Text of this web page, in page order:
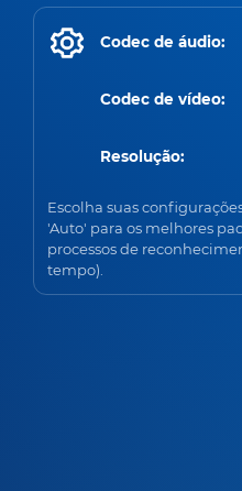
Codec de áudio:
Codec de vídeo:
Resolução:
Escolha suas
'Auto' para os melhores
processos de
tempo).